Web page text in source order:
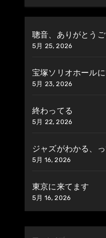
聰音、ありがとう
5月 25, 2026
宝塚ソリオホール
5月 23, 2026
終わってる
5月 22, 2026
ジャズがわかる、っ
5月 16, 2026
東京に来てます
5月 16, 2026